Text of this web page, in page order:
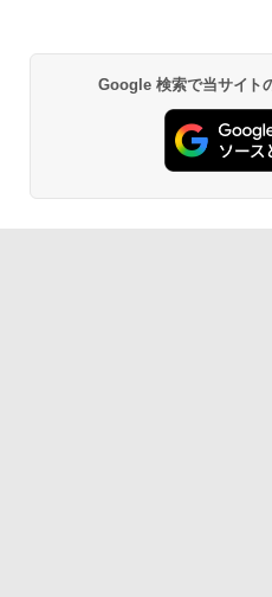
Google 検索で当サイト